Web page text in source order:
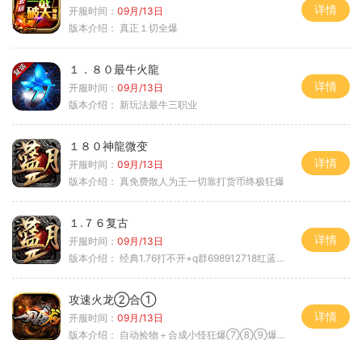
开服时间： 09月/13日
版本介绍： 真正１切全爆
详情
１．８０最牛火龍
开服时间： 09月/13日
版本介绍： 新玩法最牛三职业
详情
１８０神龍微变
开服时间： 09月/13日
版本介绍： 真免费散人为王一切靠打货币终极狂爆
详情
１.７６复古
开服时间： 09月/13日
版本介绍： 经典1.76打不开+q群698912718红蓝毒符免费
详情
攻速火龙②合①
开服时间： 09月/13日
版本介绍： 自动捡物＋合成小怪狂爆⑦⑧⑨爆率+９
详情